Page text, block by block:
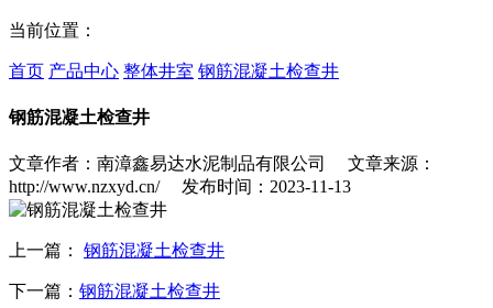
当前位置：
首页 产品中心 整体井室 钢筋混凝土检查井
钢筋混凝土检查井
文章作者：南漳鑫易达水泥制品有限公司 文章来源：
http://www.nzxyd.cn/ 发布时间：2023-11-13
上一篇： 钢筋混凝土检查井
下一篇： 钢筋混凝土检查井